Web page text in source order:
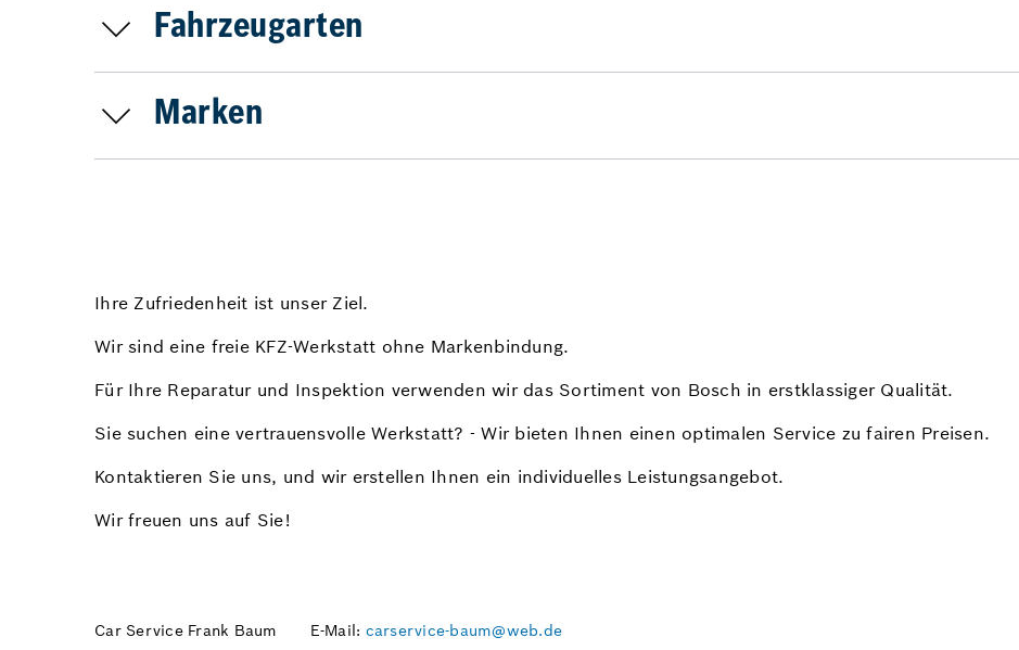
Fahrzeugarten
Marken
Ihre Zufriedenheit ist unser Ziel.
Wir sind eine freie KFZ-Werkstatt ohne Markenbindung.
Für Ihre Reparatur und Inspektion verwenden wir das Sortiment von Bosch in erstklassiger Qualität.
Sie suchen eine vertrauensvolle Werkstatt? - Wir bieten Ihnen einen optimalen Service zu fairen Preisen.
Kontaktieren Sie uns, und wir erstellen Ihnen ein individuelles Leistungsangebot.
Wir freuen uns auf Sie!
Car Service Frank Baum E-Mail: carservice-baum@web.de